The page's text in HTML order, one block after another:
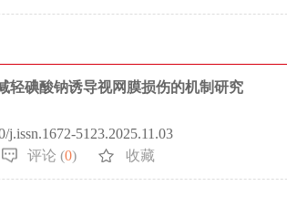
轻碘酸钠诱导视网膜损伤的机制研究
j.issn.1672-5123.2025.11.03
评论 (0) 收藏